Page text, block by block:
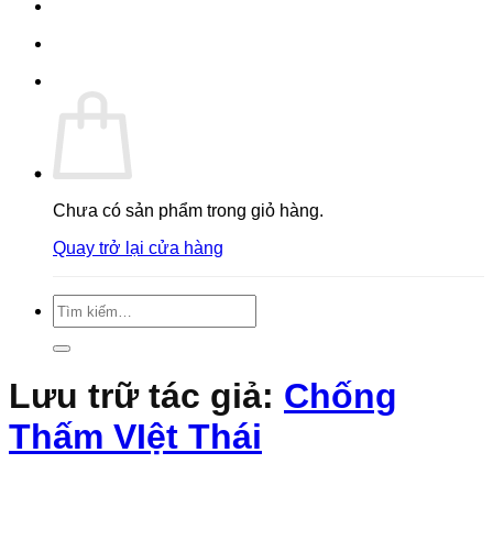
Chưa có sản phẩm trong giỏ hàng.
Quay trở lại cửa hàng
Tìm
kiếm:
Lưu trữ tác giả: Chống
Thấm VIệt Thái